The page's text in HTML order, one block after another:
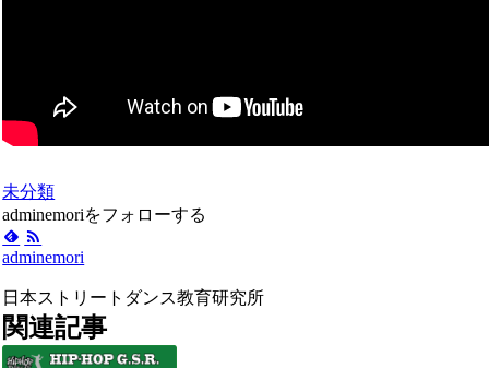
未分類
adminemoriをフォローする
adminemori
日本ストリートダンス教育研究所
関連記事